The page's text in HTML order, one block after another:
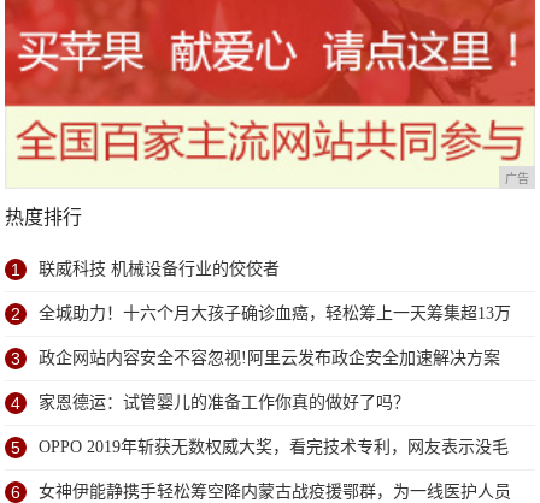
广告
热度排行
1 联威科技 机械设备行业的佼佼者
2 全城助力！十六个月大孩子确诊血癌，轻松筹上一天筹集超13万
善款
3 政企网站内容安全不容忽视!阿里云发布政企安全加速解决方案
4 家恩德运：试管婴儿的准备工作你真的做好了吗？
5 OPPO 2019年斩获无数权威大奖，看完技术专利，网友表示没毛
病
6 女神伊能静携手轻松筹空降内蒙古战疫援鄂群，为一线医护人员